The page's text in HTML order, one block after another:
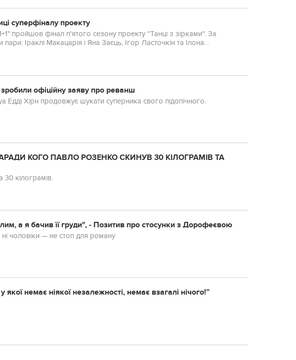
суперфіналу проекту
пройшов фінал п'ятого сезону проекту ''Танці з зірками''. За
Іраклі Макацарія і Яна Заєць, Ігор Ласточкін та Ілона
Єжов.
офіційну заяву про реванш
Хірн продовжує шукати суперника свого підопічного.
КОГО ПАВЛО РОЗЕНКО СКИНУВ 30 КІЛОГРАМІВ ТА
30 кілограмів.
а я бачив її груди", - Позитив про стосунки з Дорофеєвою
чоловіки — не стоп для роману
немає ніякої незалежності, немає взагалі нічого!”